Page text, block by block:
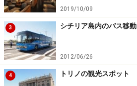
2019/10/09
3 シチリア島内のバス移動
2012/06/26
4 トリノの観光スポット